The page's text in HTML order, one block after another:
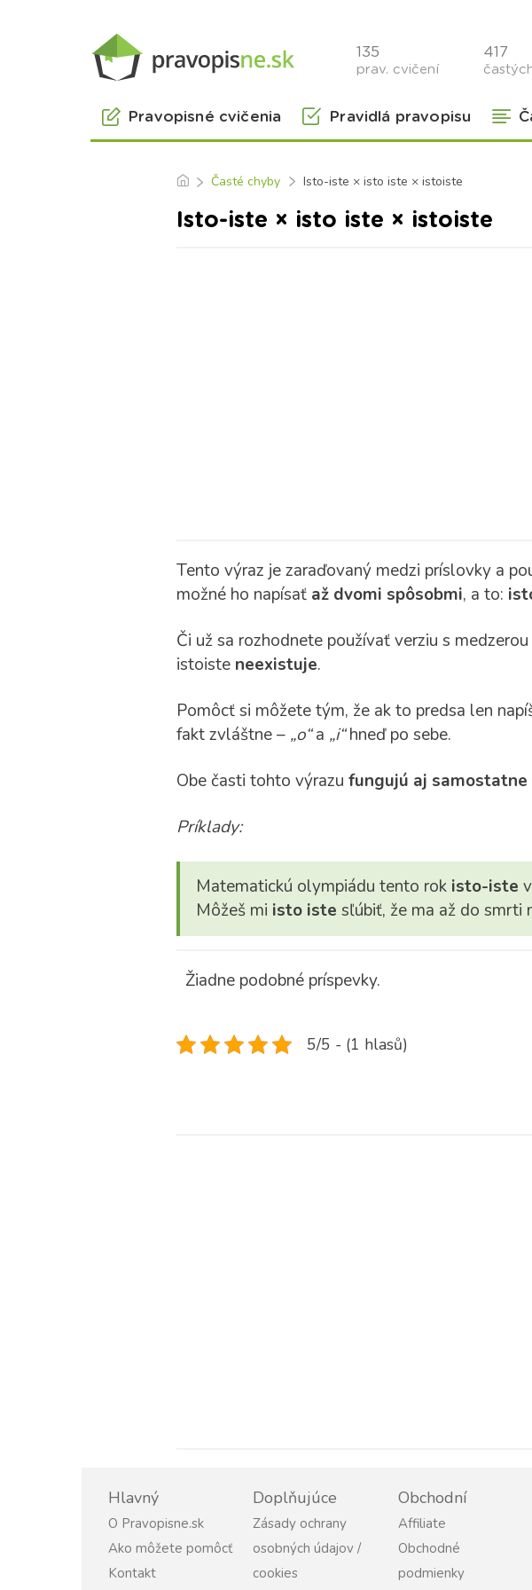
135
prav. cvičení
417
Pravopisné cvičenia Pravidlá pravopisu
Časté chyby Isto-iste × isto iste × istoiste
Isto-iste × isto iste × istoiste
Tento výraz je zaraďovaný medzi príslovky a
možné ho napísať až dvomi spôsobmi, a to:
Či už sa rozhodnete používať verziu s
istoiste neexistuje.
Pomôcť si môžete tým, že ak to predsa len
fakt zvláštne – „o“a „i“hneď po sebe.
Obe časti tohto výrazu fungujú aj samostatne
Príklady:
Matematickú olympiádu tento rok isto-iste
Môžeš mi isto iste sľúbiť, že ma až do smrti
Žiadne podobné príspevky.
5/5 - (1 hlasů)
Hlavný
O Pravopisne.sk
Ako môžete pomôcť
Kontakt
Doplňujúce
Zásady ochrany
osobných údajov /
cookies
Obchodní
Affiliate
Obchodné
podmienky